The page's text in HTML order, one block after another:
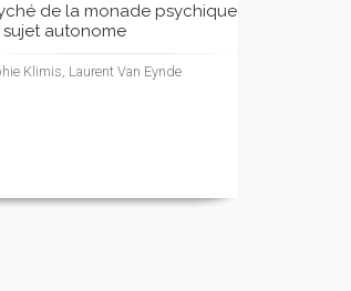
de la monade psychique
sujet autonome
Klimis, Laurent Van Eynde